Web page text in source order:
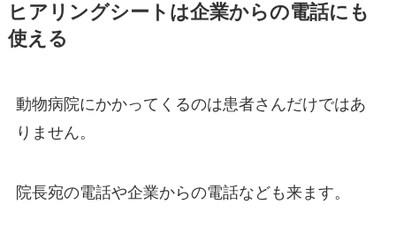
ヒアリングシートは企業からの電話にも
使える
動物病院にかかってくるのは患者さんだけではあ
りません。
院長宛の電話や企業からの電話なども来ます。